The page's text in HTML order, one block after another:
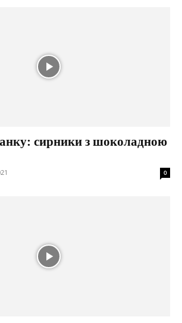
сирники з шоколадною
0